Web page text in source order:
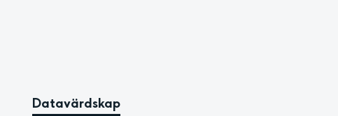
Datavärdskap